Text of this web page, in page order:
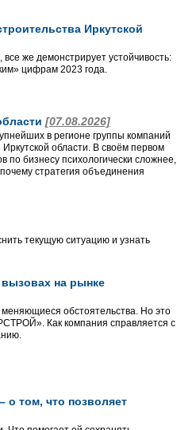
Иркутской
же демонстрирует устойчивость:
цифрам 2023 года.
[07.08.2026]
в регионе группы компаний
области. В своём первом
бизнесу психологически сложнее,
стратегия объединения
текущую ситуацию и узнать
вызовах на рынке
обстоятельства. Но это
Как компания справляется с
о том, что позволяет